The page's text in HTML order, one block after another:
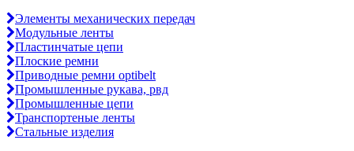
Элементы механических передач
Модульные ленты
Пластинчатые цепи
Плоские ремни
Приводные ремни optibelt
Промышленные рукава, рвд
Промышленные цепи
Транспортеные ленты
Стальные изделия